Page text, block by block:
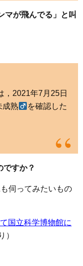
が飛んでる」と叫
，2021年7月25日
成熟
を確認した
すか？
伺ってみたいもの
国立科学博物館に
）